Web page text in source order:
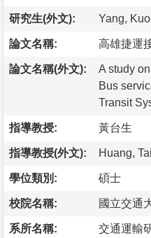
研究生(外文): Yang,
論文名稱: 高雄捷運
論文名稱(外文):
A study
Bus
Transit
指導教授: 黃台生
指導教授(外文): Huang,
學位類別: 碩士
校院名稱: 國立交通
系所名稱: 交通運輸